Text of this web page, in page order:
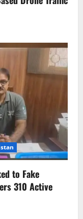
to Fake
310 Active